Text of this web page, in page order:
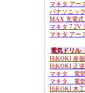
マキタ アー
パナソニッ
MAX 充電式
マキタ 7.2V
マキタ アー
電気ドリル
HiKOKI 座
HiKOKI 正
マキタ 電
マキタ 電
HiKOKI 木